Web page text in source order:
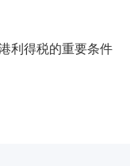
利得税的重要条件